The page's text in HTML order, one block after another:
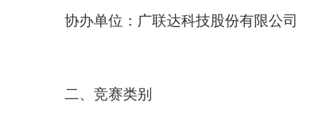
协办单位：广联达科技股份有限公司
二、竞赛类别